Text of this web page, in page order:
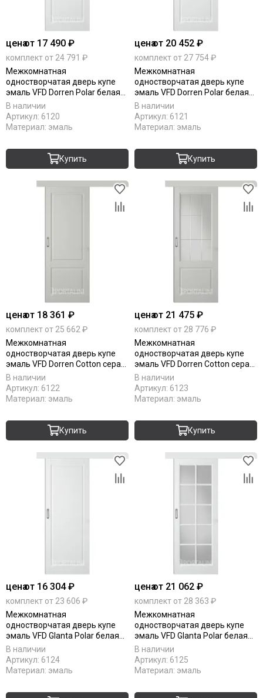
ценаот 17 490 ₽
комплект от 24 791 ₽
Межкомнатная
одностворчатая дверь купе
эмаль VFD Dorren Polar белая
глухая
В наличии
Артикул: 6120
Материал: эмаль
Купить
ценаот 20 452 ₽
комплект от 27 754 ₽
Межкомнатная
одностворчатая дверь купе
эмаль VFD Dorren Polar белая
остеклённая
В наличии
Артикул: 6121
Материал: эмаль
Купить
ценаот 18 361 ₽
комплект от 25 662 ₽
Межкомнатная
одностворчатая дверь купе
эмаль VFD Dorren Cotton серая
глухая
В наличии
Артикул: 6122
Материал: эмаль
Купить
ценаот 21 475 ₽
комплект от 28 776 ₽
Межкомнатная
одностворчатая дверь купе
эмаль VFD Dorren Cotton серая
остеклённая
В наличии
Артикул: 6123
Материал: эмаль
Купить
ценаот 16 304 ₽
комплект от 23 606 ₽
Межкомнатная
одностворчатая дверь купе
эмаль VFD Glanta Polar белая
глухая
В наличии
Артикул: 6124
Материал: эмаль
ценаот 21 062 ₽
комплект от 28 363 ₽
Межкомнатная
одностворчатая дверь купе
эмаль VFD Glanta Polar белая
остеклённая
В наличии
Артикул: 6125
Материал: эмаль